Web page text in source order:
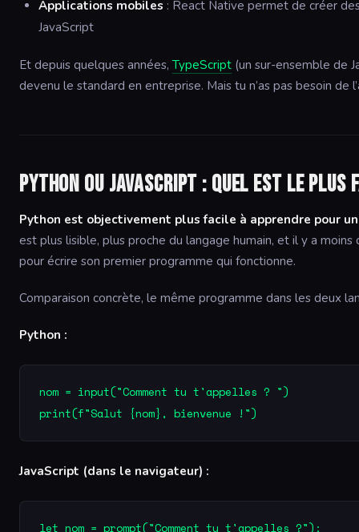
Applications mobiles : React Native permet de créer
JavaScript
Et depuis quelques années,TypeScript (un sur-ensemble de
devenu le standard en entreprise. Mais tu n’as pas besoin de
Python ou JavaScript : quel est le plus
Python est objectivement plus facile à apprendre pour
est plus lisible, plus proche du langage humain, et il y a
pour écrire son premier programme qui fonctionne.
Comparaison concrète, le même programme dans les deux
Python :
nom = input("Comment tu t'appelles ? ")
print(f"Salut {nom}, bienvenue !")
JavaScript (dans le navigateur) :
let nom = prompt("Comment tu t'appelles ?");